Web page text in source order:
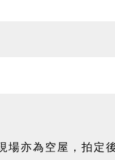
場亦為空屋，拍定